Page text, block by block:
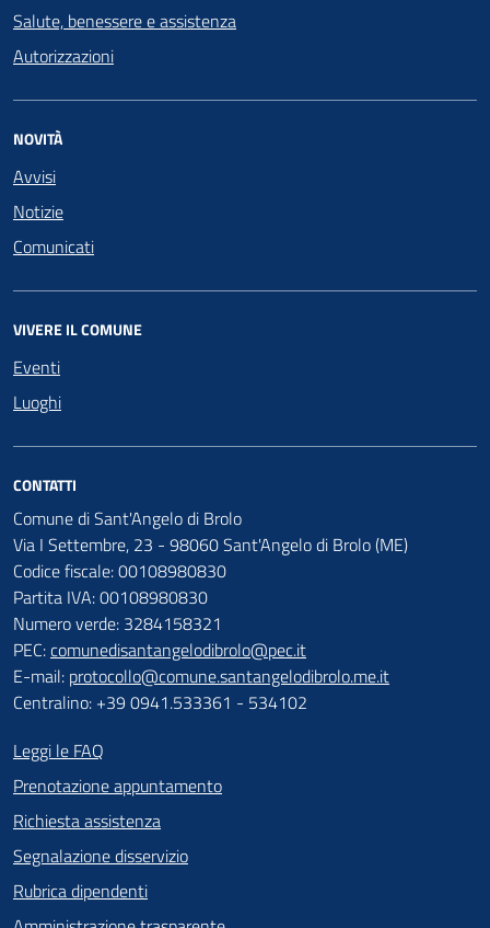
Salute, benessere e assistenza
Autorizzazioni
NOVITÀ
Avvisi
Notizie
Comunicati
VIVERE IL COMUNE
Eventi
Luoghi
CONTATTI
Comune di Sant'Angelo di Brolo
Via I Settembre, 23 - 98060 Sant'Angelo di Brolo (ME)
Codice fiscale: 00108980830
Partita IVA: 00108980830
Numero verde: 3284158321
PEC:comunedisantangelodibrolo@pec.it
E-mail: protocollo@comune.santangelodibrolo.me.it
Centralino: +39 0941.533361 - 534102
Leggi le FAQ
Prenotazione appuntamento
Richiesta assistenza
Segnalazione disservizio
Rubrica dipendenti